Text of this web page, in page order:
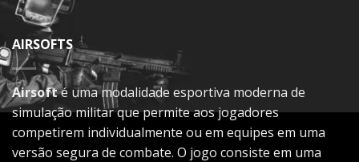
AIRSOFTS
Airsofté uma modalidade esportiva moderna de
simulação militar que permite aos jogadores
competirem individualmente ou em equipes em uma
versão segura de combate. O jogo consiste em uma